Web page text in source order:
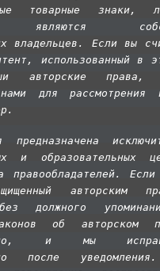
товарные знаки,
являются
владельцев. Если вы
использованный в
авторские права,
для рассмотрения
предназначена
и образовательных
правообладателей.
авторским
без должного
об авторском
и мы
после